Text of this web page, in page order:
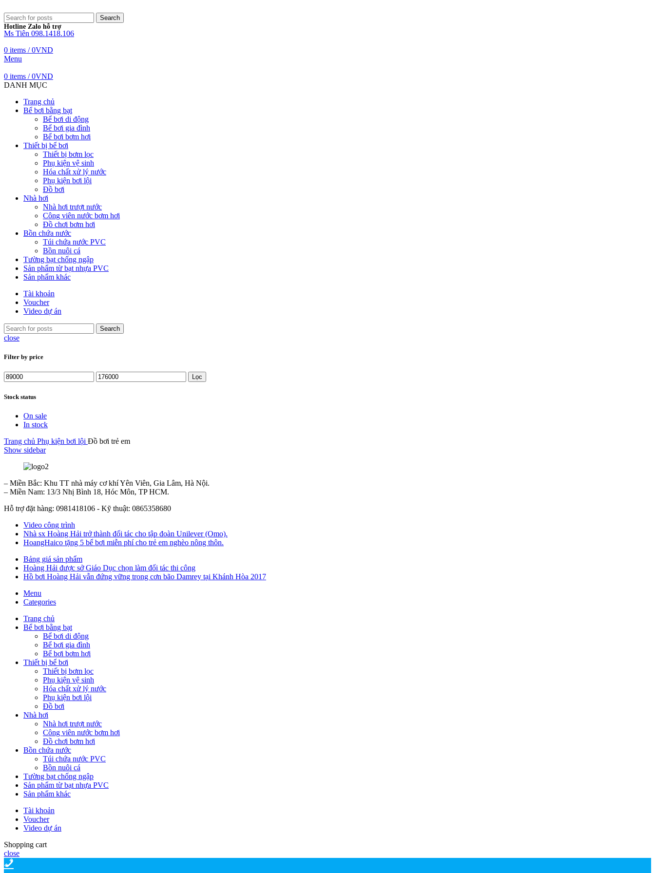
Search
Hotline Zalo hỗ trợ
Ms Tiên 098.1418.106
0 items / 0VND
Menu
0 items / 0VND
DANH MỤC
Trang chủ
Bể bơi bằng bạt
Bể bơi di động
Bể bơi gia đình
Bể bơi bơm hơi
Thiết bị bể bơi
Thiết bị bơm lọc
Phụ kiện vệ sinh
Hóa chất xử lý nước
Phụ kiện bơi lội
Đồ bơi
Nhà hơi
Nhà hơi trượt nước
Công viên nước bơm hơi
Đồ chơi bơm hơi
Bồn chứa nước
Túi chứa nước PVC
Bồn nuôi cá
Tường bạt chống ngập
Sản phẩm từ bạt nhựa PVC
Sản phẩm khác
Tài khoản
Voucher
Video dự án
Search
close
Filter by price
Giá
thấp
nhất
Giá
cao
Lọc
Stock status
On sale
In stock
Trang chủ Phụ kiện bơi lội Đồ bơi trẻ em
Show sidebar
– Miền Bắc: Khu TT nhà máy cơ khí Yên Viên, Gia Lâm, Hà Nội.
– Miền Nam: 13/3 Nhị Bình 18, Hóc Môn, TP HCM.
Hỗ trợ đặt hàng: 0981418106 - Kỹ thuật: 0865358680
Video công trình
Nhà sx Hoàng Hải trở thành đối tác cho tập đoàn Unilever (Omo).
HoangHaico tặng 5 bể bơi miễn phí cho trẻ em nghèo nông thôn.
Bảng giá sản phẩm
Hoàng Hải được sở Giáo Dục chọn làm đối tác thi công
Hồ bơi Hoàng Hải vẫn đứng vững trong cơn bão Damrey tại Khánh Hòa 2017
Menu
Categories
Trang chủ
Bể bơi bằng bạt
Bể bơi di động
Bể bơi gia đình
Bể bơi bơm hơi
Thiết bị bể bơi
Thiết bị bơm lọc
Phụ kiện vệ sinh
Hóa chất xử lý nước
Phụ kiện bơi lội
Đồ bơi
Nhà hơi
Nhà hơi trượt nước
Công viên nước bơm hơi
Đồ chơi bơm hơi
Bồn chứa nước
Túi chứa nước PVC
Bồn nuôi cá
Tường bạt chống ngập
Sản phẩm từ bạt nhựa PVC
Sản phẩm khác
Tài khoản
Voucher
Video dự án
Shopping cart
close